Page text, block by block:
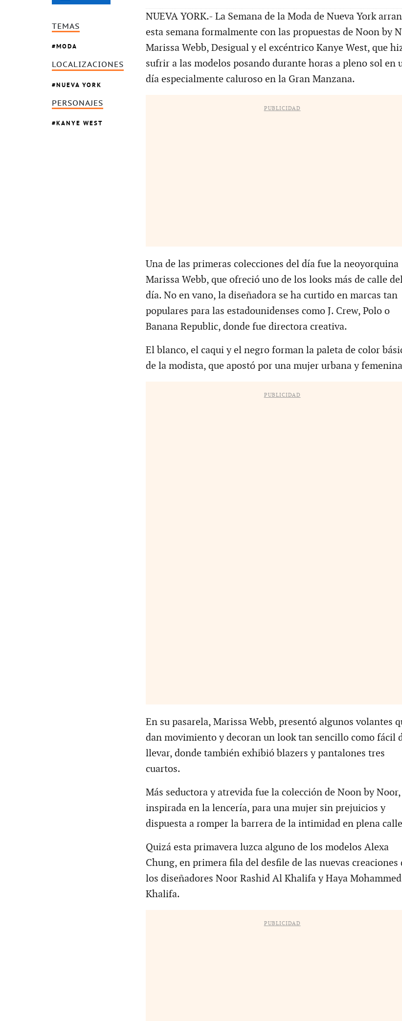
TEMAS
MODA
LOCALIZACIONES
NUEVA YORK
PERSONAJES
KANYE WEST
NUEVA YORK.- La Semana de la Moda de Nueva York
esta semana formalmente con las propuestas de Noon by
Marissa Webb, Desigual y el excéntrico Kanye West, que
sufrir a las modelos posando durante horas a pleno sol en
día especialmente caluroso en la Gran Manzana.
PUBLICIDAD
Una de las primeras colecciones del día fue la neoyorquina
Marissa Webb, que ofreció uno de los looks más de calle
día. No en vano, la diseñadora se ha curtido en marcas tan
populares para las estadounidenses como J. Crew, Polo o
Banana Republic, donde fue directora creativa.
El blanco, el caqui y el negro forman la paleta de color
de la modista, que apostó por una mujer urbana y
PUBLICIDAD
En su pasarela, Marissa Webb, presentó algunos volantes
dan movimiento y decoran un look tan sencillo como fácil
llevar, donde también exhibió blazers y pantalones tres
cuartos.
Más seductora y atrevida fue la colección de Noon by Noor,
inspirada en la lencería, para una mujer sin prejuicios y
dispuesta a romper la barrera de la intimidad en plena
Quizá esta primavera luzca alguno de los modelos Alexa
Chung, en primera fila del desfile de las nuevas creaciones
los diseñadores Noor Rashid Al Khalifa y Haya
Khalifa.
PUBLICIDAD